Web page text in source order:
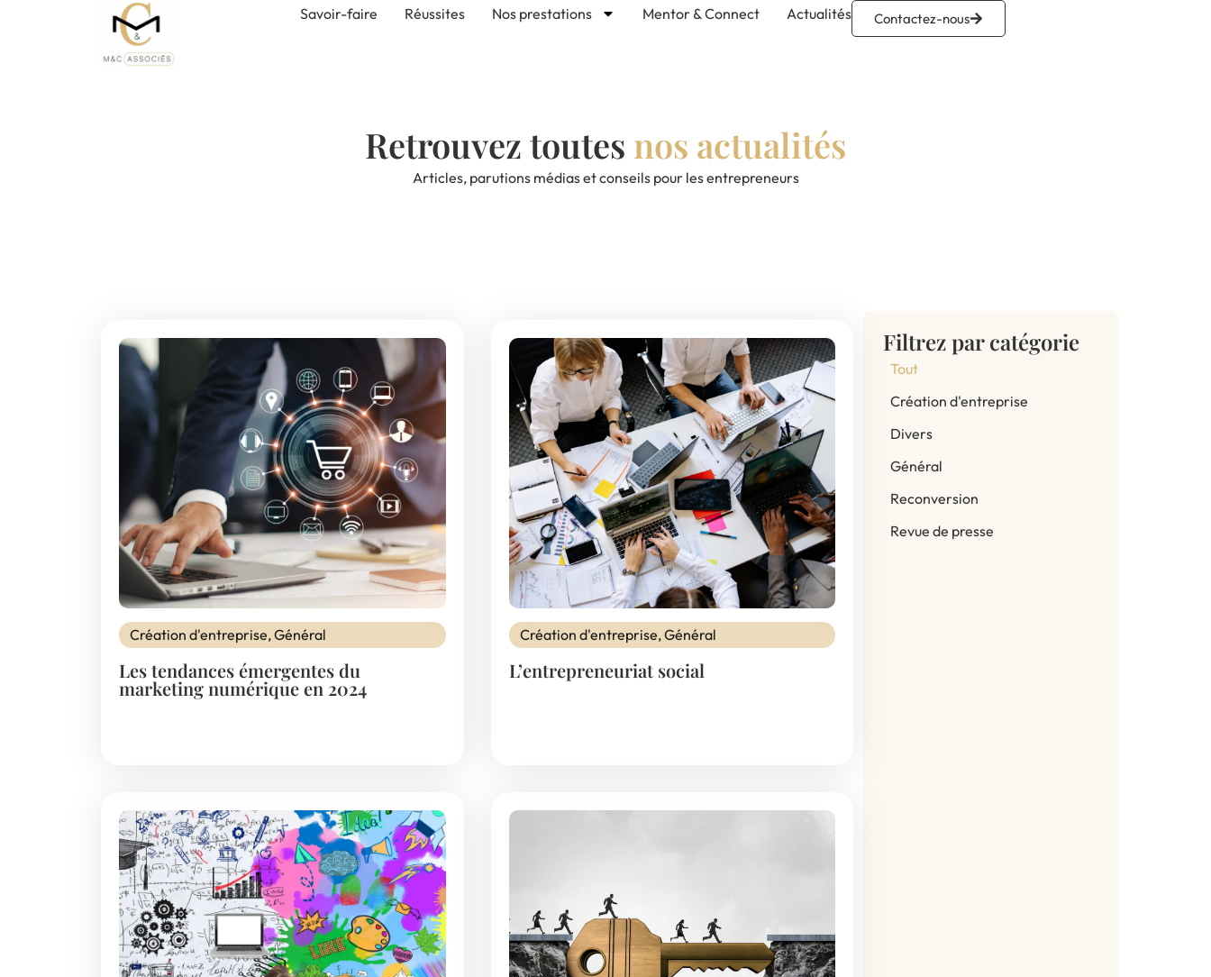
Savoir-faire Réussites Nos prestations Mentor & Connect Actualités Contactez-nous
Retrouvez toutes nos actualités
Articles, parutions médias et conseils pour les entrepreneurs
Création d'entreprise,Général
Les tendances émergentes du
marketing numérique en 2024
Création d'entreprise,Général
L’entrepreneuriat social
Filtrez par catégorie
Création d'entreprise
Divers
Général
Reconversion
Revue de presse
Tout